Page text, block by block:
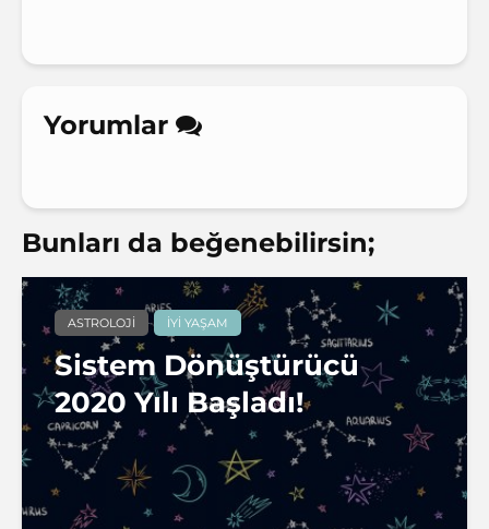
Yorumlar
Bunları da beğenebilirsin;
ASTROLOJI İYI YAŞAM
Sistem Dönüştürücü
2020 Yılı Başladı!